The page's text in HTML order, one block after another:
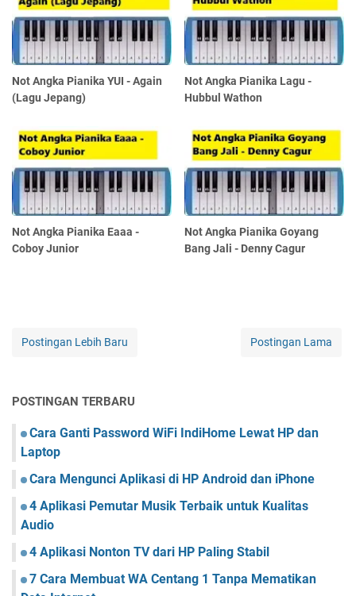
Not Angka Pianika YUI - Again
(Lagu Jepang)
Not Angka Pianika Lagu -
Hubbul Wathon
Not Angka Pianika Eaaa -
Coboy Junior
Not Angka Pianika Goyang
Bang Jali - Denny Cagur
Postingan Lebih Baru Postingan Lama
POSTINGAN TERBARU
Cara Ganti Password WiFi IndiHome Lewat HP dan
Laptop
Cara Mengunci Aplikasi di HP Android dan iPhone
4 Aplikasi Pemutar Musik Terbaik untuk Kualitas
Audio
4 Aplikasi Nonton TV dari HP Paling Stabil
7 Cara Membuat WA Centang 1 Tanpa Mematikan